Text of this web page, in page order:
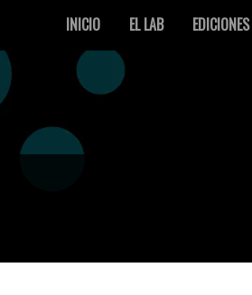
INICIO EL LAB EDICIONES